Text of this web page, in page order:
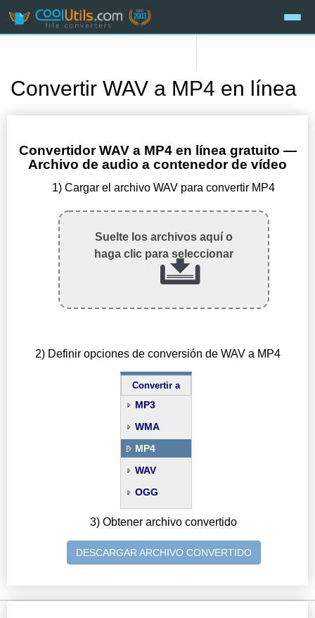
Convertir WAV a MP4 en línea
Convertidor WAV a MP4 en línea gratuito —
Archivo de audio a contenedor de vídeo
1) Cargar el archivo WAV para convertir MP4
Suelte los archivos aquí o
haga clic para seleccionar
2) Definir opciones de conversión de WAV a MP4
Convertir a
MP3
WMA
MP4
WAV
OGG
3) Obtener archivo convertido
DESCARGAR ARCHIVO CONVERTIDO